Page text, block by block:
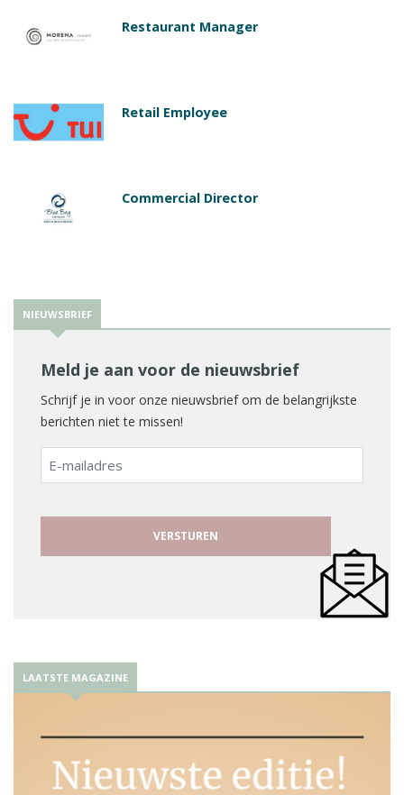
Restaurant Manager
Retail Employee
Commercial Director
NIEUWSBRIEF
Meld je aan voor de nieuwsbrief
Schrijf je in voor onze nieuwsbrief om de belangrijkste
berichten niet te missen!
E-
mailadres
LAATSTE MAGAZINE